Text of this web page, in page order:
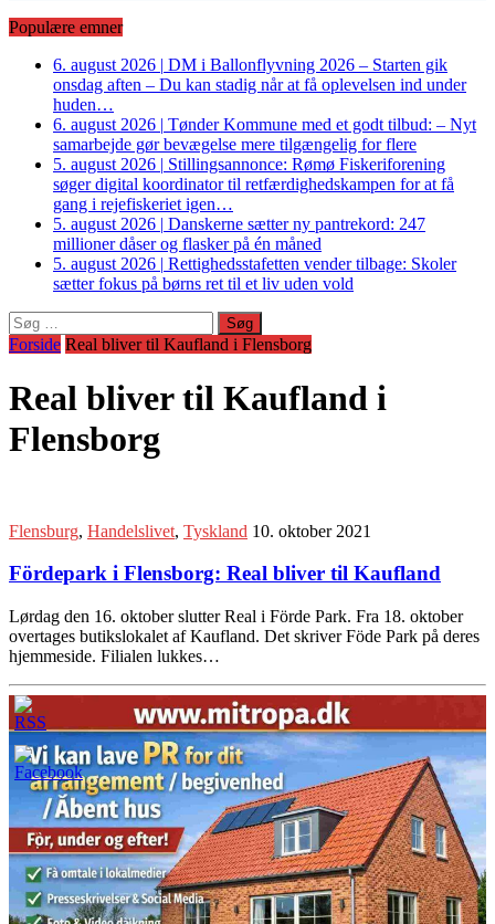
Populære emner
6. august 2026 | DM i Ballonflyvning 2026 – Starten gik
onsdag aften – Du kan stadig når at få oplevelsen ind under
huden…
6. august 2026 | Tønder Kommune med et godt tilbud: – Nyt
samarbejde gør bevægelse mere tilgængelig for flere
5. august 2026 | Stillingsannonce: Rømø Fiskeriforening
søger digital koordinator til retfærdighedskampen for at få
gang i rejefiskeriet igen…
5. august 2026 | Danskerne sætter ny pantrekord: 247
millioner dåser og flasker på én måned
5. august 2026 | Rettighedsstafetten vender tilbage: Skoler
sætter fokus på børns ret til et liv uden vold
Søg
efter:
Forside Real bliver til Kaufland i Flensborg
Real bliver til Kaufland i
Flensborg
Flensburg, Handelslivet, Tyskland 10. oktober 2021
Fördepark i Flensborg: Real bliver til Kaufland
Lørdag den 16. oktober slutter Real i Förde Park. Fra 18. oktober
overtages butikslokalet af Kaufland. Det skriver Föde Park på deres
hjemmeside. Filialen lukkes…